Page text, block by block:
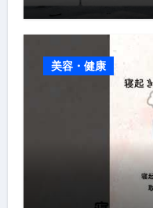
美容・健康